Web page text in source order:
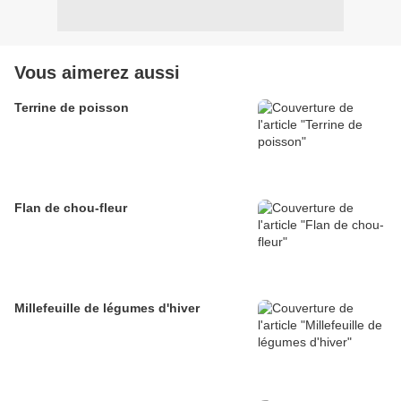
Vous aimerez aussi
Terrine de poisson
Flan de chou-fleur
Millefeuille de légumes d'hiver